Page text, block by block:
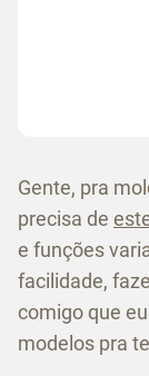
Gente, pra
precisa de
e funções
facilidade,
comigo que
modelos pra